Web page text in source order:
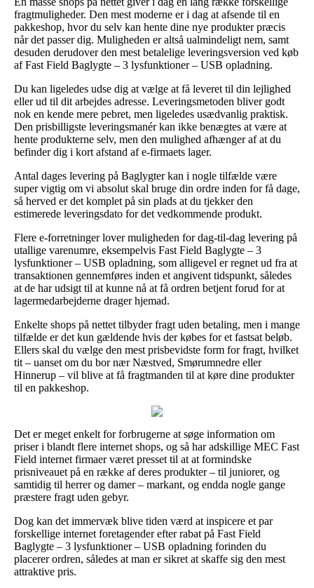
fragtmuligheder. Den mest moderne er i dag at afsende til en
pakkeshop, hvor du selv kan hente dine nye produkter præcis
når det passer dig. Muligheden er altså ualmindeligt nem, samt
desuden derudover den mest betalelige leveringsversion ved køb
af Fast Field Baglygte – 3 lysfunktioner – USB opladning.
Du kan ligeledes udse dig at vælge at få leveret til din lejlighed
eller ud til dit arbejdes adresse. Leveringsmetoden bliver godt
nok en kende mere pebret, men ligeledes usædvanlig praktisk.
Den prisbilligste leveringsmanér kan ikke benægtes at være at
hente produkterne selv, men den mulighed afhænger af at du
befinder dig i kort afstand af e-firmaets lager.
Antal dages levering på Baglygter kan i nogle tilfælde være
super vigtig om vi absolut skal bruge din ordre inden for få dage,
så herved er det komplet på sin plads at du tjekker den
estimerede leveringsdato for det vedkommende produkt.
Flere e-forretninger lover muligheden for dag-til-dag levering på
utallige varenumre, eksempelvis Fast Field Baglygte – 3
lysfunktioner – USB opladning, som alligevel er regnet ud fra at
transaktionen gennemføres inden et angivent tidspunkt, således
at de har udsigt til at kunne nå at få ordren betjent forud for at
lagermedarbejderne drager hjemad.
Enkelte shops på nettet tilbyder fragt uden betaling, men i mange
tilfælde er det kun gældende hvis der købes for et fastsat beløb.
Ellers skal du vælge den mest prisbevidste form for fragt, hvilket
tit – uanset om du bor nær Næstved, Smørumnedre eller
Hinnerup – vil blive at få fragtmanden til at køre dine produkter
til en pakkeshop.
Det er meget enkelt for forbrugerne at søge information om
priser i blandt flere internet shops, og så har adskillige MEC Fast
Field internet firmaer været presset til at at formindske
prisniveauet på en række af deres produkter – til juniorer, og
samtidig til herrer og damer – markant, og endda nogle gange
præstere fragt uden gebyr.
Dog kan det immervæk blive tiden værd at inspicere et par
forskellige internet foretagender efter rabat på Fast Field
Baglygte – 3 lysfunktioner – USB opladning forinden du
placerer ordren, således at man er sikret at skaffe sig den mest
attraktive pris.